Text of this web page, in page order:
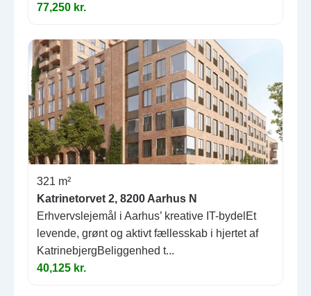
77,250 kr.
321 m²
Katrinetorvet 2, 8200 Aarhus N
Erhvervslejemål i Aarhus’ kreative IT-bydelEt
levende, grønt og aktivt fællesskab i hjertet af
KatrinebjergBeliggenhed t...
40,125 kr.